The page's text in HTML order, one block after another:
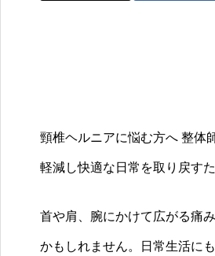
頸椎ヘルニアに悩む方へ 整体
軽減し快適な日常を取り戻す
首や肩、腕にかけて広がる痛
かもしれません。日常生活に